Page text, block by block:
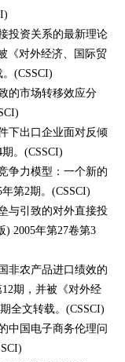
投资关系的最新理论
《对外经济、国际贸
(CSSCI)
的市场转移效应分
下出口企业面对反倾
。(CSSCI)
争力模型：一个新的
第2期。(CSSCI)
与引致的对外直接投
) 2005年第27卷第3
非农产品进口绩效的
期，并被《对外经
全文转载。(CSSCI)
中国电子商务伦理问